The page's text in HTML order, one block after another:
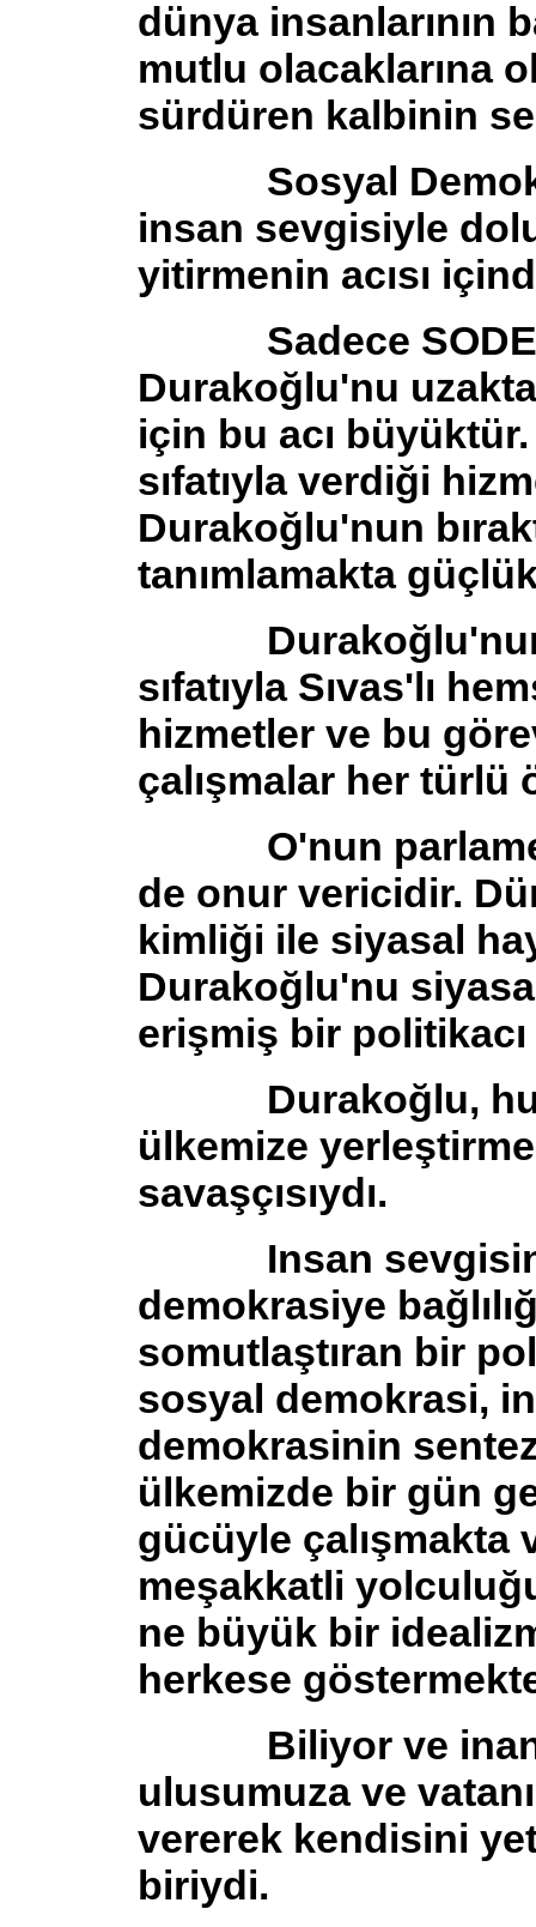
dünya insanlarının
mutlu olacaklarına
sürdüren kalbinin
Sosyal
insan sevgisiyle
yitirmenin acısı
Sadece SODEP
Durakoğlu'nu
için bu acı
sıfatıyla verdiği
Durakoğlu'nun
tanımlamakta
Durakoğlu'nun
sıfatıyla Sıvas'lı
hizmetler ve bu
çalışmalar her
O'nun
de onur vericidir.
kimliği ile siyasal
Durakoğlu'nu
erişmiş bir politikacı
Durakoğlu,
ülkemize
savaşçısıydı.
Insan sevgisini
demokrasiye
somutlaştıran bir
sosyal demokrasi,
demokrasinin
ülkemizde bir gün
gücüyle çalışmakta
meşakkatli
ne büyük bir
herkese
Biliyor ve
ulusumuza ve
vererek kendisini
biriydi.